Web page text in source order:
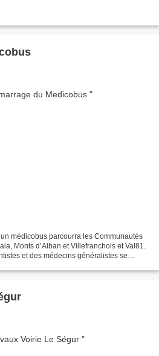
médicobus parcourra les Communautés
Monts d’Alban et Villefranchois et Val81.
et des médecins généralistes se